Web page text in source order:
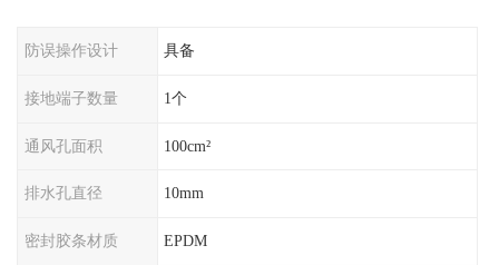
防误操作设计 具备
接地端子数量 1个
通风孔面积 100cm²
排水孔直径 10mm
密封胶条材质 EPDM